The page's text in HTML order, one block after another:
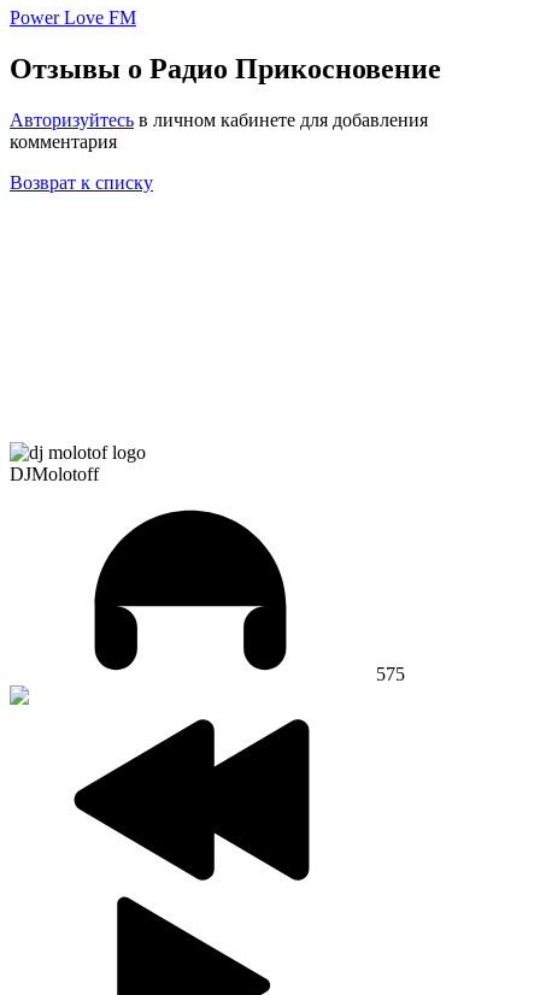
Power Love FM
Отзывы о Радио Прикосновение
Авторизуйтесь в личном кабинете для добавления
комментария
Возврат к списку
DJMolotoff
575